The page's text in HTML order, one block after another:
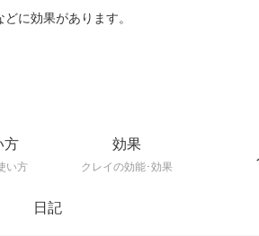
に効果があります。
方
い方
効果
クレイの効能･効果
日記